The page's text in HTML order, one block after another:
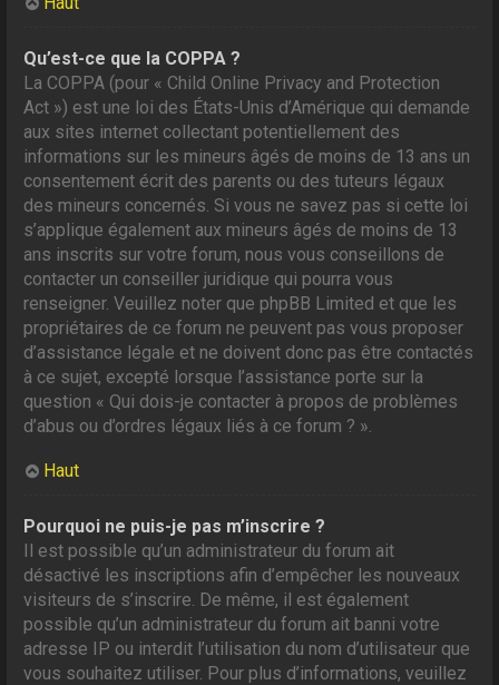
Qu’est-ce que la COPPA ?
La COPPA (pour « Child Online Privacy and Protection
Act ») est une loi des États-Unis d’Amérique qui demande
aux sites internet collectant potentiellement des
informations sur les mineurs âgés de moins de 13 ans un
consentement écrit des parents ou des tuteurs légaux
des mineurs concernés. Si vous ne savez pas si cette loi
s’applique également aux mineurs âgés de moins de 13
ans inscrits sur votre forum, nous vous conseillons de
contacter un conseiller juridique qui pourra vous
renseigner. Veuillez noter que phpBB Limited et que les
propriétaires de ce forum ne peuvent pas vous proposer
d’assistance légale et ne doivent donc pas être contactés
à ce sujet, excepté lorsque l’assistance porte sur la
question « Qui dois-je contacter à propos de problèmes
d’abus ou d’ordres légaux liés à ce forum ? ».
Haut
Pourquoi ne puis-je pas m’inscrire ?
Il est possible qu’un administrateur du forum ait
désactivé les inscriptions afin d’empêcher les nouveaux
visiteurs de s’inscrire. De même, il est également
possible qu’un administrateur du forum ait banni votre
adresse IP ou interdit l’utilisation du nom d’utilisateur que
vous souhaitez utiliser. Pour plus d’informations, veuillez